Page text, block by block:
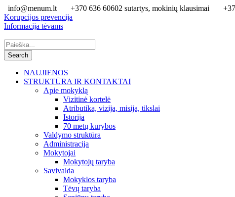
info@menum.lt +370 636 60602 sutartys, mokinių klausimai
Korupcijos prevencija
Informacija tėvams
NAUJIENOS
STRUKTŪRA IR KONTAKTAI
Apie mokyklą
Vizitinė kortelė
Atributika, vizija, misija, tikslai
Istorija
70 metų kūrybos
Valdymo struktūra
Administracija
Mokytojai
Mokytojų taryba
Savivalda
Mokyklos taryba
Tėvų taryba